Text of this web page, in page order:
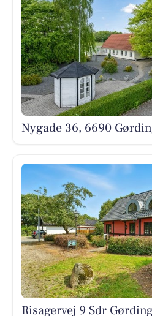
Nygade 36, 6690
Risagervej 9 Sdr